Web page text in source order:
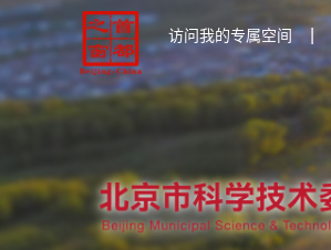
访问我的专属空间